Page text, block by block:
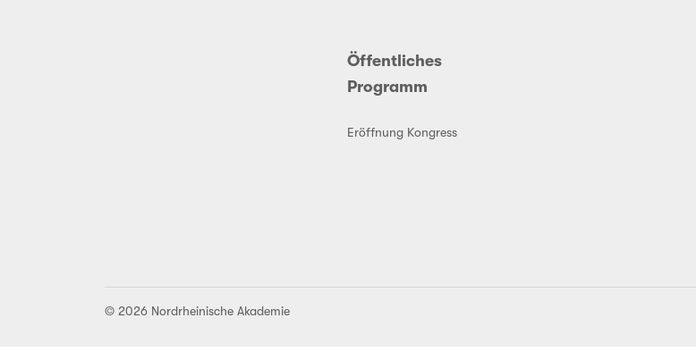
Öffentliches
Programm
Eröffnung Kongress
© 2026 Nordrheinische Akademie